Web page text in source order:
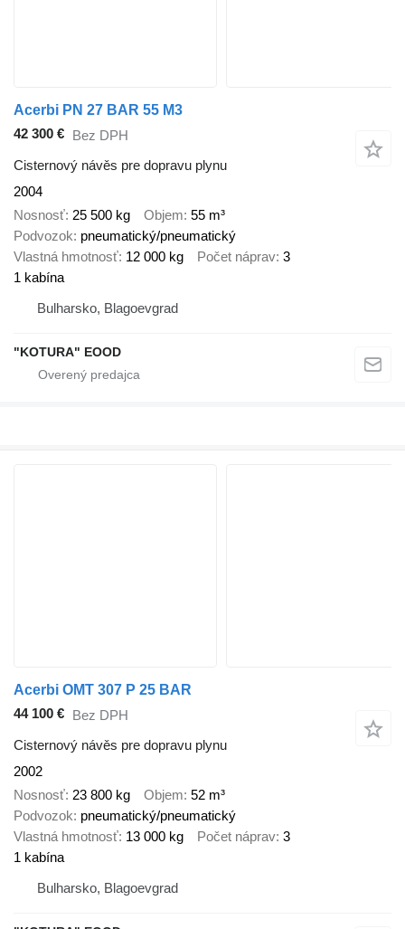
Acerbi PN 27 BAR 55 M3
42 300 € Bez DPH
Cisternový návěs pre dopravu plynu
2004
Nosnosť 25 500 kg Objem 55 m³
Podvozok pneumatický/pneumatický
Vlastná hmotnosť 12 000 kg Počet náprav 3
1 kabína
Bulharsko, Blagoevgrad
"KOTURA" EOOD
Acerbi OMT 307 P 25 BAR
44 100 € Bez DPH
Cisternový návěs pre dopravu plynu
2002
Nosnosť 23 800 kg Objem 52 m³
Podvozok pneumatický/pneumatický
Vlastná hmotnosť 13 000 kg Počet náprav 3
1 kabína
Bulharsko, Blagoevgrad